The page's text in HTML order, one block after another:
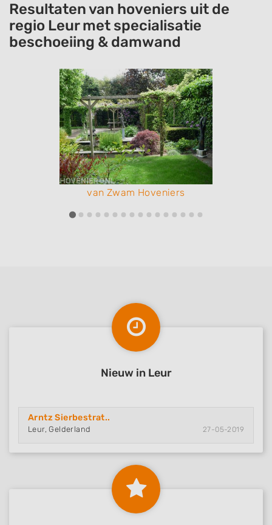
Resultaten van hoveniers uit de
regio Leur met specialisatie
beschoeiing & damwand
van Zwam Hoveniers
Nieuw in Leur
Arntz Sierbestrat..
Leur, Gelderland 27-05-2019